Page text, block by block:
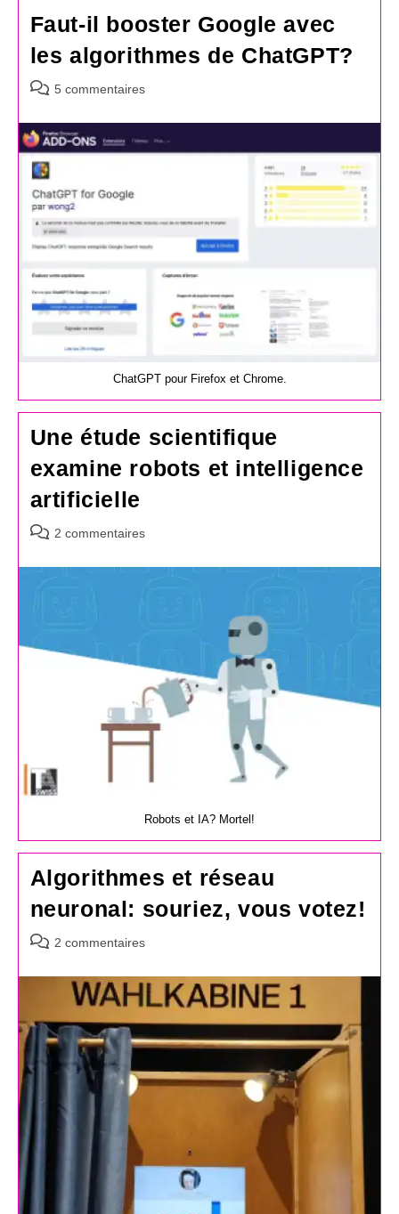
Faut-il booster Google avec
les algorithmes de ChatGPT?
Commentaires
la
publication :
5 commentaires
ChatGPT pour Firefox et Chrome.
Une étude scientifique
examine robots et intelligence
artificielle
Commentaires
la
2 commentaires
Robots et IA? Mortel!
Algorithmes et réseau
neuronal: souriez, vous votez!
Commentaires
la
publication :
2 commentaires